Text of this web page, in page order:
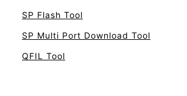
SP Flash Tool
SP Multi Port Download Tool
QFIL Tool